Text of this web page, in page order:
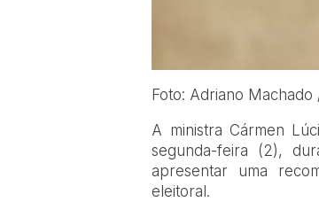
Foto: Adriano Machado
A ministra Cármen
segunda-feira (2),
apresentar uma
eleitoral.